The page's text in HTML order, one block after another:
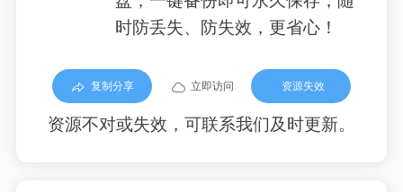
时防丢失、防失效，更省心！
复制分享 立即访问 资源失效
资源不对或失效，可联系我们及时更新。